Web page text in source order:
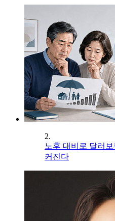
2.
노후 대비로 달러
커진다